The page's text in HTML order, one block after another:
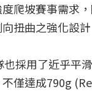
爬坡賽事需求
扭曲之強化設
採用了近乎平
僅達成790g